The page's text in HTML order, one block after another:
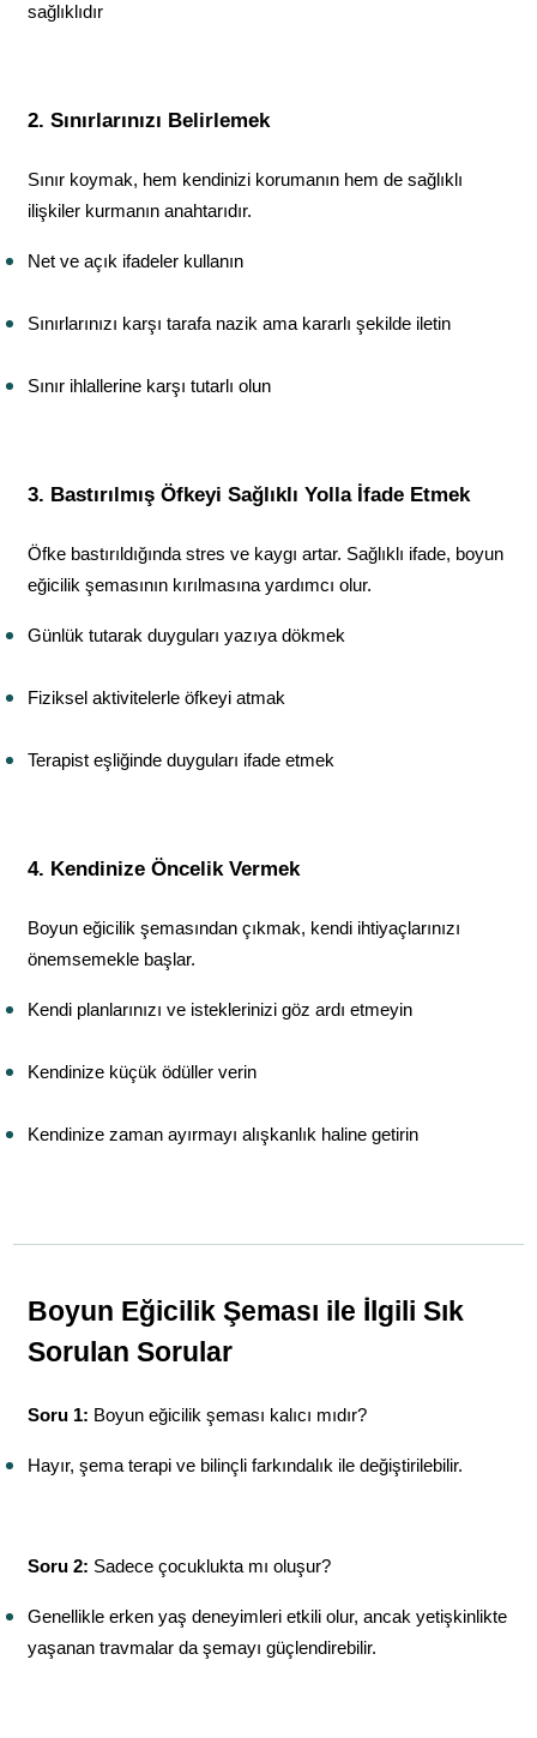
sağlıklıdır
2. Sınırlarınızı Belirlemek
Sınır koymak, hem kendinizi korumanın hem de sağlıklı
ilişkiler kurmanın anahtarıdır.
Net ve açık ifadeler kullanın
Sınırlarınızı karşı tarafa nazik ama kararlı şekilde iletin
Sınır ihlallerine karşı tutarlı olun
3. Bastırılmış Öfkeyi Sağlıklı Yolla İfade Etmek
Öfke bastırıldığında stres ve kaygı artar. Sağlıklı ifade, boyun
eğicilik şemasının kırılmasına yardımcı olur.
Günlük tutarak duyguları yazıya dökmek
Fiziksel aktivitelerle öfkeyi atmak
Terapist eşliğinde duyguları ifade etmek
4. Kendinize Öncelik Vermek
Boyun eğicilik şemasından çıkmak, kendi ihtiyaçlarınızı
önemsemekle başlar.
Kendi planlarınızı ve isteklerinizi göz ardı etmeyin
Kendinize küçük ödüller verin
Kendinize zaman ayırmayı alışkanlık haline getirin
Boyun Eğicilik Şeması ile İlgili Sık
Sorulan Sorular
Soru 1: Boyun eğicilik şeması kalıcı mıdır?
Hayır, şema terapi ve bilinçli farkındalık ile değiştirilebilir.
Soru 2: Sadece çocuklukta mı oluşur?
Genellikle erken yaş deneyimleri etkili olur, ancak yetişkinlikte
yaşanan travmalar da şemayı güçlendirebilir.